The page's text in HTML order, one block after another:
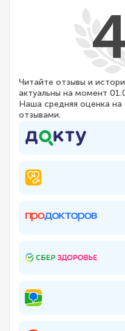
Читайте отзывы и
актуальны на момент
Наша средняя оценка
отзывами.